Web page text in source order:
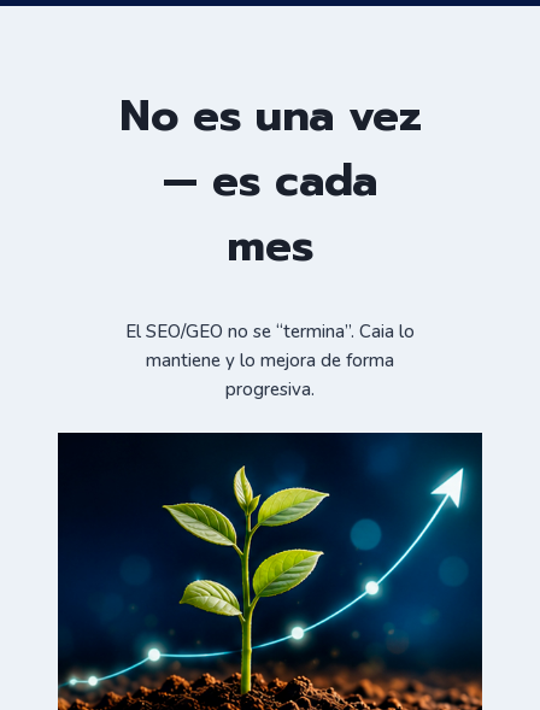
No es una vez
— es cada
mes
El SEO/GEO no se “termina”. Caia lo
mantiene y lo mejora de forma
progresiva.